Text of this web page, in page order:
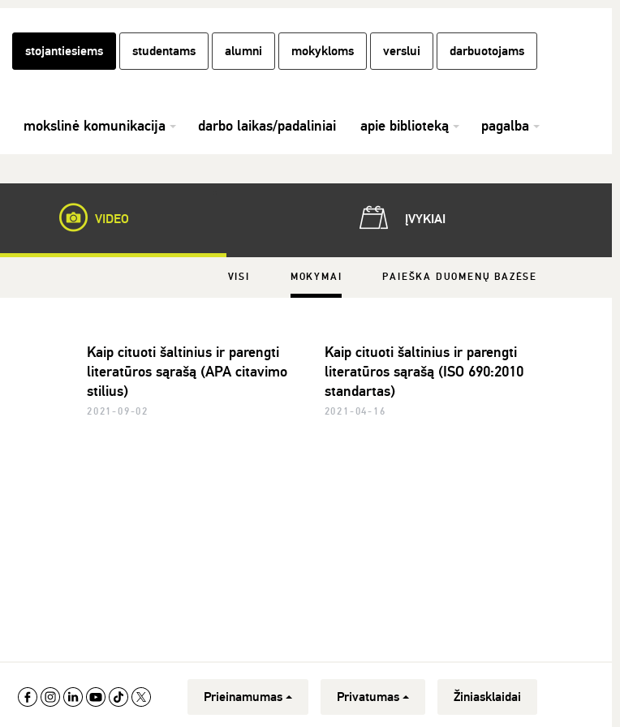
stojantiesiems studentams alumni mokykloms verslui darbuotojams
mokslinė komunikacija darbo laikas/padaliniai apie biblioteką pagalba
VIDEO ĮVYKIAI
VISI MOKYMAI PAIEŠKA DUOMENŲ BAZĖSE
Kaip cituoti šaltinius ir parengti
literatūros sąrašą (APA citavimo
stilius)
2021-09-02
Kaip cituoti šaltinius ir parengti
literatūros sąrašą (ISO 690:2010
standartas)
2021-04-16
Prieinamumas Privatumas Žiniasklaidai